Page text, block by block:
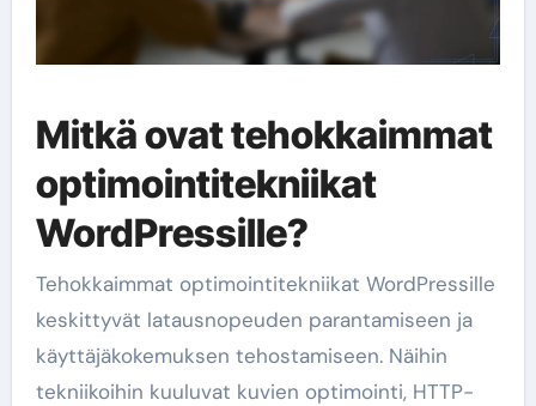
Mitkä ovat tehokkaimmat
optimointitekniikat
WordPressille?
Tehokkaimmat optimointitekniikat WordPressille
keskittyvät latausnopeuden parantamiseen ja
käyttäjäkokemuksen tehostamiseen. Näihin
tekniikoihin kuuluvat kuvien optimointi, HTTP-